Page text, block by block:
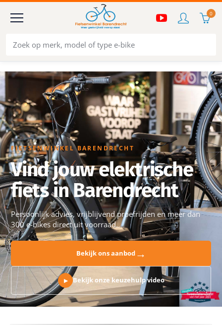
0
FIETSENWINKEL BARENDRECHT
Vind jouw elektrische
fiets in Barendrecht
Persoonlijk advies, vrijblijvend proefrijden en meer dan
300 e-bikes direct uit voorraad.
Bekijk ons aanbod→
▶ Bekijk onze keuzehulp video